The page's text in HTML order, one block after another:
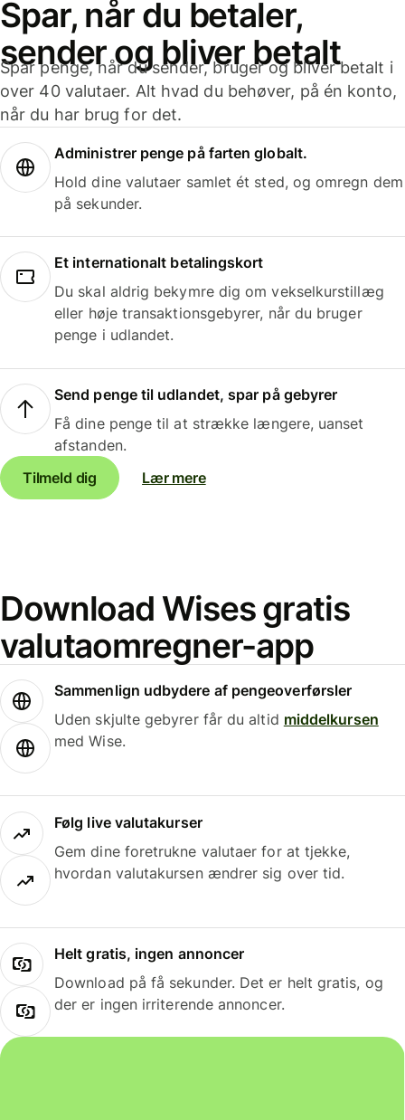
Spar, når du betaler,
sender og bliver betalt
Spar penge, når du sender, bruger og bliver betalt i
over 40 valutaer. Alt hvad du behøver, på én konto,
når du har brug for det.
Administrer penge på farten globalt.
Hold dine valutaer samlet ét sted, og omregn dem
på sekunder.
Et internationalt betalingskort
Du skal aldrig bekymre dig om vekselkurstillæg
eller høje transaktionsgebyrer, når du bruger
penge i udlandet.
Send penge til udlandet, spar på gebyrer
Få dine penge til at strække længere, uanset
afstanden.
Tilmeld dig
Lær mere
Download Wises gratis
valutaomregner-app
Sammenlign udbydere af pengeoverførsler
Uden skjulte gebyrer får du altid middelkursen
med Wise.
Følg live valutakurser
Gem dine foretrukne valutaer for at tjekke,
hvordan valutakursen ændrer sig over tid.
Helt gratis, ingen annoncer
Download på få sekunder. Det er helt gratis, og
der er ingen irriterende annoncer.